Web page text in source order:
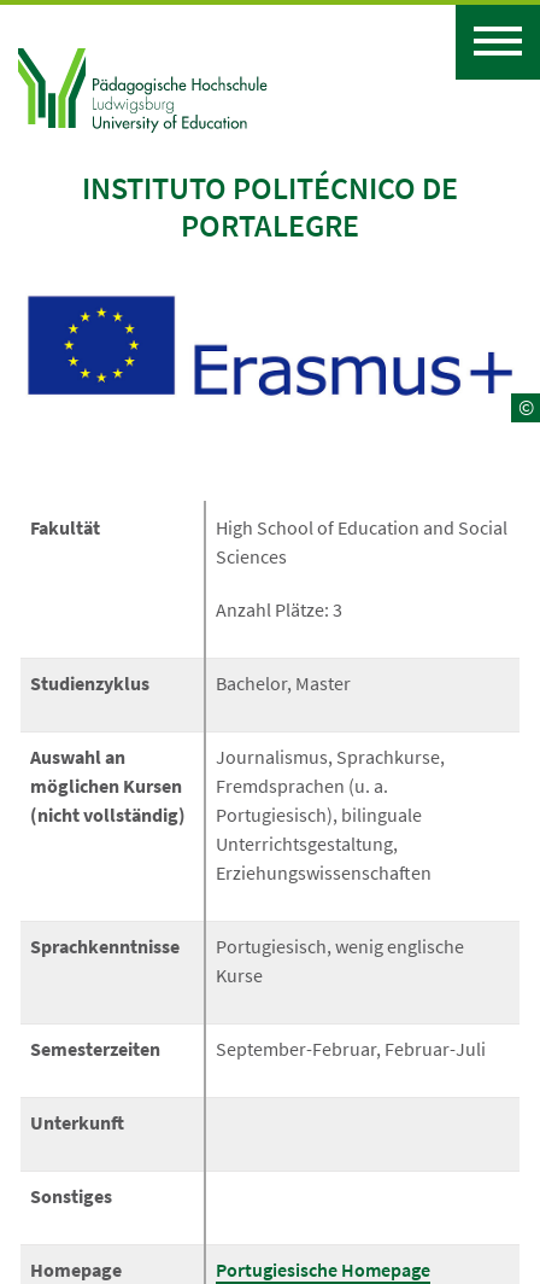
INSTITUTO POLITÉCNICO DE
PORTALEGRE
©
Fakultät
High School of Education and Social
Sciences
Anzahl Plätze: 3
Studienzyklus Bachelor, Master
Auswahl an
möglichen Kursen
(nicht vollständig)
Journalismus, Sprachkurse,
Fremdsprachen (u. a.
Portugiesisch), bilinguale
Unterrichtsgestaltung,
Erziehungswissenschaften
Sprachkenntnisse
Portugiesisch, wenig englische
Kurse
Semesterzeiten September-Februar, Februar-Juli
Unterkunft
Sonstiges
Homepage
Portugiesische Homepage